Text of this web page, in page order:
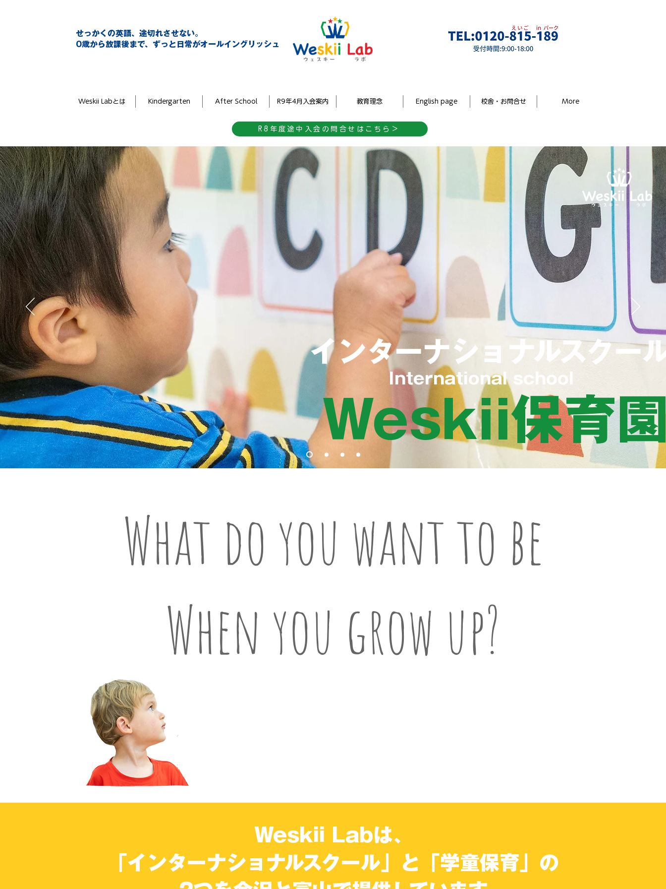
せっかくの英語、途切れさせない。
0歳から放課後まで、ずっと日常がオールイングリッシュ
Weskii Labとは Kindergarten After School R9年4月入会案内 教育理念 English page 校舎・お問合せ More
R8年度途中入会の問合せはこちら＞
インターナショナルスクー
Weskii保育
International school
What do you want to be
When you grow up?
Weskii Labは、
「インターナショナルスクール」と「学童保育」の